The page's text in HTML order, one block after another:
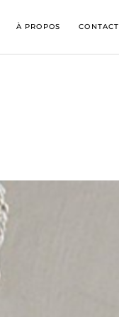
À PROPOS CONTACT